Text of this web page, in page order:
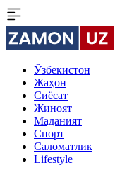
Ўзбекистон
Жаҳон
Сиёсат
Жиноят
Маданият
Спорт
Cаломатлик
Lifestyle